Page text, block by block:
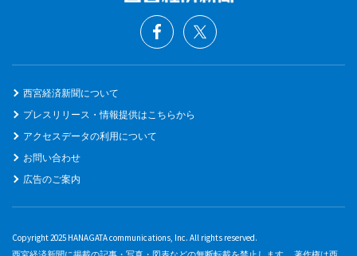
西宮経済新聞について
プレスリリース・情報提供はこちらから
アクセスデータの利用について
お問い合わせ
広告のご案内
Copyright 2025 HANAGATA communications, Inc. All rights reserved.